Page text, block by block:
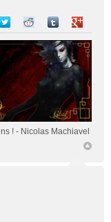
sur Facebook
Partager sur Twitter
Partager sur Reddit
Partager sur
Partager
! - Nicolas Machiavel